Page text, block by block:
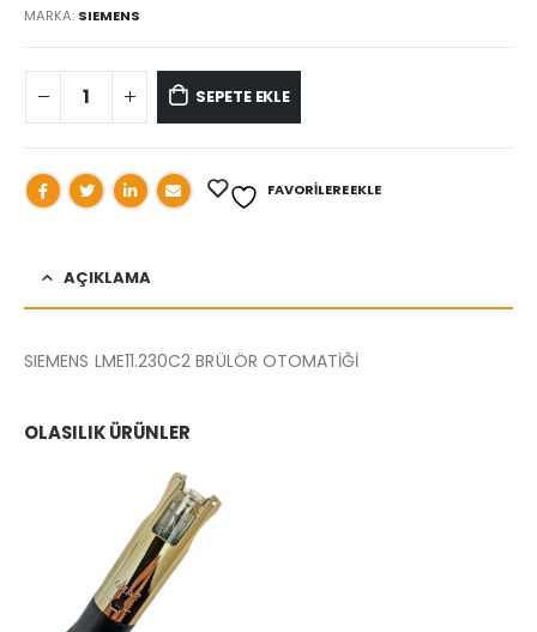
MARKA: SIEMENS
SEPETE EKLE
FAVORILERE EKLE
AÇIKLAMA
SIEMENS LME11.230C2 BRÜLÖR OTOMATİĞİ
OLASILIK ÜRÜNLER